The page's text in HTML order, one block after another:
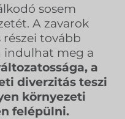
sosem
A zavarok
részei tovább
indulhat meg a
a
diverzitás teszi
környezeti
felépülni.